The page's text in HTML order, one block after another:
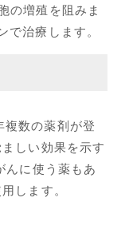
の増殖を阻みま
で治療します。
複数の薬剤が登
しい効果を示す
んに使う薬もあ
します。